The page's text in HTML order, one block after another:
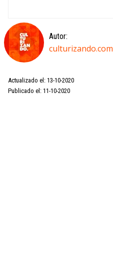
Autor:
culturizando.com
Actualizado el: 13-10-2020
Publicado el: 11-10-2020